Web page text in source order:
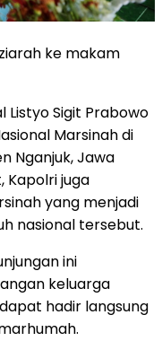
ke makam
Listyo Sigit Prabowo
Marsinah di
Nganjuk, Jawa
Kapolri juga
yang menjadi
nasional tersebut.
ini
keluarga
hadir langsung